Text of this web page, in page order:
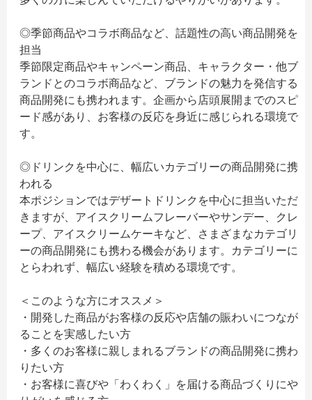
◎季節商品やコラボ商品など、話題性の高い商品開発を
担当
季節限定商品やキャンペーン商品、キャラクター・他ブ
ランドとのコラボ商品など、ブランドの魅力を発信する
商品開発にも携われます。企画から店頭展開までのスピ
ード感があり、お客様の反応を身近に感じられる環境で
す。
◎ドリンクを中心に、幅広いカテゴリーの商品開発に携
われる
本ポジションではデザートドリンクを中心に担当いただ
きますが、アイスクリームフレーバーやサンデー、クレ
ープ、アイスクリームケーキなど、さまざまなカテゴリ
ーの商品開発にも携わる機会があります。カテゴリーに
とらわれず、幅広い経験を積める環境です。
＜このような方にオススメ＞
・開発した商品がお客様の反応や店舗の賑わいにつなが
ることを実感したい方
・多くのお客様に親しまれるブランドの商品開発に携わ
りたい方
・お客様に喜びや「わくわく」を届ける商品づくりにや